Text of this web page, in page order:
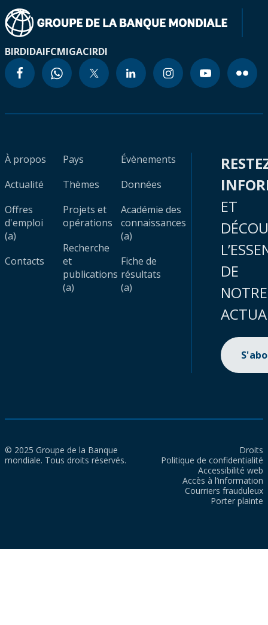
BIRDIDAIFCMIGACIRDI
À propos
Actualité
Offres
d'emploi
(a)
Contacts
Pays
Thèmes
Projets et
opérations
Recherche
et
publications
(a)
Évènements
Données
Académie des
connaissances
(a)
Fiche de
résultats
(a)
ET
DE
NOTRE
© 2025 Groupe de la Banque
mondiale. Tous droits réservés.
Droits
Politique de confidentialité
Accessibilité web
Accès à l’information
Courriers frauduleux
Porter plainte